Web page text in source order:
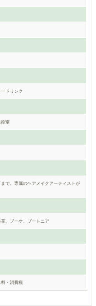
ドリンク
控室
で。専属のヘアメイクアーティストが
、ブーケ、ブートニア
・消費税